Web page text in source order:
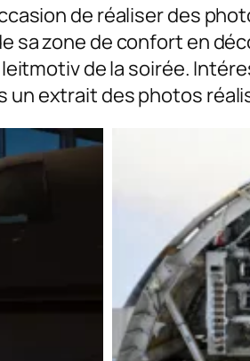
de réaliser des
sa zone de confort en
de la soirée.
extrait des photos